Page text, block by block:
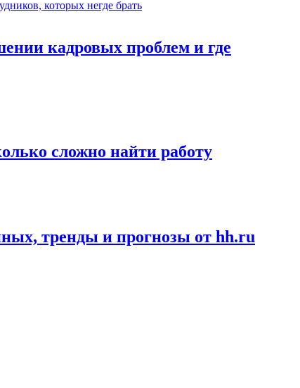
кадровых проблем и где
сложно найти работу
тренды и прогнозы от hh.ru